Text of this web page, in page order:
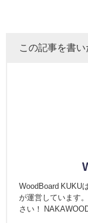
この記事を書い
WoodBoard KUKU
が運営しています
さい！